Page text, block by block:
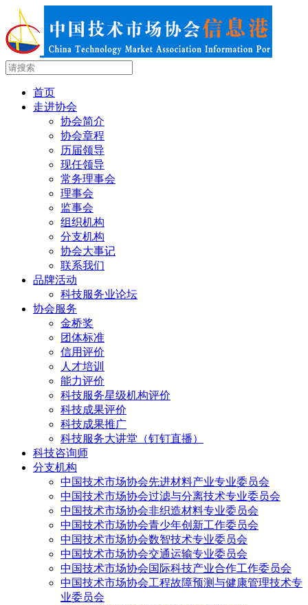
首页
走进协会
协会简介
协会章程
历届领导
现任领导
常务理事会
理事会
监事会
组织机构
分支机构
协会大事记
联系我们
品牌活动
科技服务业论坛
协会服务
金桥奖
团体标准
信用评价
人才培训
能力评价
科技服务星级机构评价
科技成果评价
科技成果推广
科技服务大讲堂（钉钉直播）
科技咨询师
分支机构
中国技术市场协会先进材料产业专业委员会
中国技术市场协会过滤与分离技术专业委员会
中国技术市场协会非织造材料专业委员会
中国技术市场协会青少年创新工作委员会
中国技术市场协会数智技术专业委员会
中国技术市场协会交通运输专业委员会
中国技术市场协会国际科技产业合作工作委员会
中国技术市场协会工程故障预测与健康管理技术专
业委员会